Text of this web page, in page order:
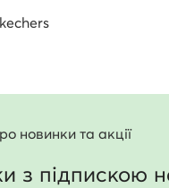
новинки та акції
з підпискою